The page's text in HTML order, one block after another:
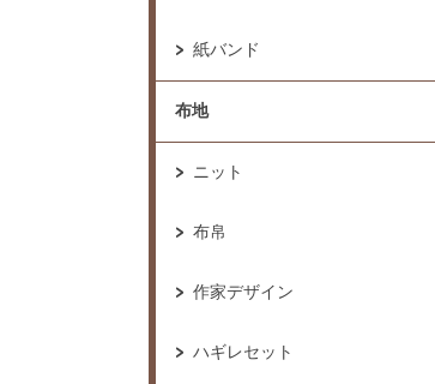
紙バンド
布地
ニット
布帛
作家デザイン
ハギレセット